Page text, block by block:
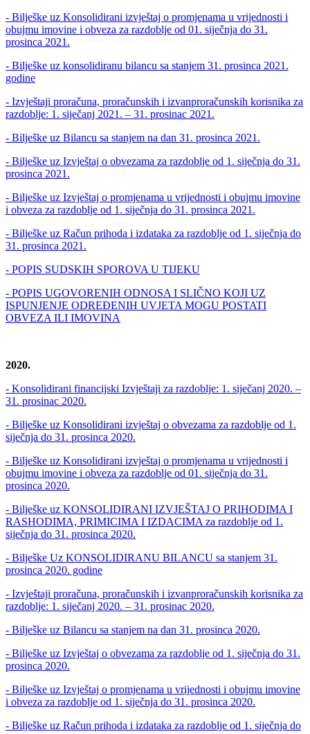
- Bilješke uz Konsolidirani izvještaj o promjenama u vrijednosti i
obujmu imovine i obveza za razdoblje od 01. siječnja do 31.
prosinca 2021.
- Bilješke uz konsolidiranu bilancu sa stanjem 31. prosinca 2021.
godine
- Izvještaji proračuna, proračunskih i izvanproračunskih korisnika za
razdoblje: 1. siječanj 2021. – 31. prosinac 2021.
- Bilješke uz Bilancu sa stanjem na dan 31. prosinca 2021.
- Bilješke uz Izvještaj o obvezama za razdoblje od 1. siječnja do 31.
prosinca 2021.
- Bilješke uz Izvještaj o promjenama u vrijednosti i obujmu imovine
i obveza za razdoblje od 1. siječnja do 31. prosinca 2021.
- Bilješke uz Račun prihoda i izdataka za razdoblje od 1. siječnja do
31. prosinca 2021.
- POPIS SUDSKIH SPOROVA U TIJEKU
- POPIS UGOVORENIH ODNOSA I SLIČNO KOJI UZ
ISPUNJENJE ODREĐENIH UVJETA MOGU POSTATI
OBVEZA ILI IMOVINA
2020.
- Konsolidirani financijski Izvještaji za razdoblje: 1. siječanj 2020. –
31. prosinac 2020.
- Bilješke uz Konsolidirani izvještaj o obvezama za razdoblje od 1.
siječnja do 31. prosinca 2020.
- Bilješke uz Konsolidirani izvještaj o promjenama u vrijednosti i
obujmu imovine i obveza za razdoblje od 01. siječnja do 31.
prosinca 2020.
- Bilješke uz KONSOLIDIRANI IZVJEŠTAJ O PRIHODIMA I
RASHODIMA, PRIMICIMA I IZDACIMA za razdoblje od 1.
siječnja do 31. prosinca 2020.
- Bilješke Uz KONSOLIDIRANU BILANCU sa stanjem 31.
prosinca 2020. godine
- Izvještaji proračuna, proračunskih i izvanproračunskih korisnika za
razdoblje: 1. siječanj 2020. – 31. prosinac 2020.
- Bilješke uz Bilancu sa stanjem na dan 31. prosinca 2020.
- Bilješke uz Izvještaj o obvezama za razdoblje od 1. siječnja do 31.
prosinca 2020.
- Bilješke uz Izvještaj o promjenama u vrijednosti i obujmu imovine
i obveza za razdoblje od 1. siječnja do 31. prosinca 2020.
- Bilješke uz Račun prihoda i izdataka za razdoblje od 1. siječnja do